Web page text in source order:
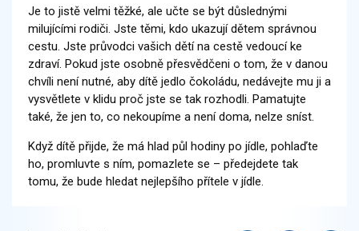
Je to jistě velmi těžké, ale učte se být důslednými
milujícími rodiči. Jste těmi, kdo ukazují dětem správnou
cestu. Jste průvodci vašich dětí na cestě vedoucí ke
zdraví. Pokud jste osobně přesvědčeni o tom, že v danou
chvíli není nutné, aby dítě jedlo čokoládu, nedávejte mu ji a
vysvětlete v klidu proč jste se tak rozhodli. Pamatujte
také, že jen to, co nekoupíme a není doma, nelze sníst.
Když dítě přijde, že má hlad půl hodiny po jídle, pohlaďte
ho, promluvte s ním, pomazlete se – předejdete tak
tomu, že bude hledat nejlepšího přítele v jídle.